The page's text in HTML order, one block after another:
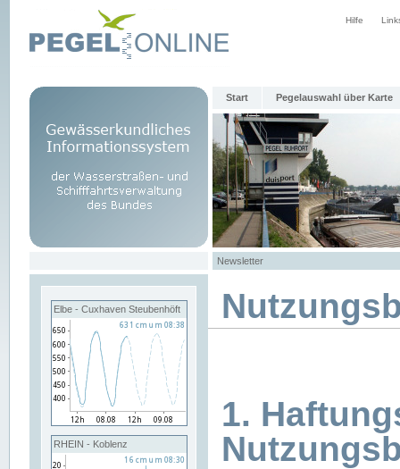
Hilfe
Start Pegelauswahl über Karte
Newsletter
Elbe - Cuxhaven Steubenhöft
RHEIN - Koblenz
1.